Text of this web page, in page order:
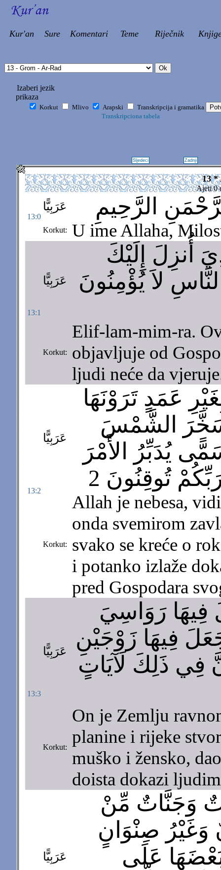
Kur'an Sure Komentari Teme Riječnik
Izaberi jezik
prikaza
Korkut Mlivo Arapski
Transkripcija i gramatika
Transkripciona tabela
Sljedeci Zadnji
13 *
Ajeti 0
13:0
عَرَبِيًّا الرَّحِيمِ
Korkut: U ime Allaha,
13:1
عَرَبِيًّا
أُنزِلَ إِلَيْكَ
لاَ يُؤْمِنُونَ
Korkut:
Elif-lam-mim-ra.
objavljuje od
ljudi neće da
13:2
عَرَبِيًّا
عَمَدٍ تَرَوْنَهَا
الشَّمْسَ
يُدَبِّرُ الأَمْرَ
تُوقِنُونَ 2
Korkut:
Allah je nebesa,
onda svemirom
svako se kreće o
i potanko izlaže
pred Gospodara
13:3
عَرَبِيًّا
فِيهَا رَوَاسِيَ
فِيهَا زَوْجَيْنِ
فِي ذَلِكَ لَآيَاتٍ
Korkut:
On je Zemlju
planine i rijeke
muško i žensko,
doista dokazi
عَرَبِيًّا
وَجَنَّاتٌ مِّنْ
وَغَيْرُ صِنْوَانٍ
عَلَى